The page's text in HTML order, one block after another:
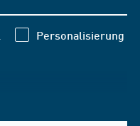
Personalisierung